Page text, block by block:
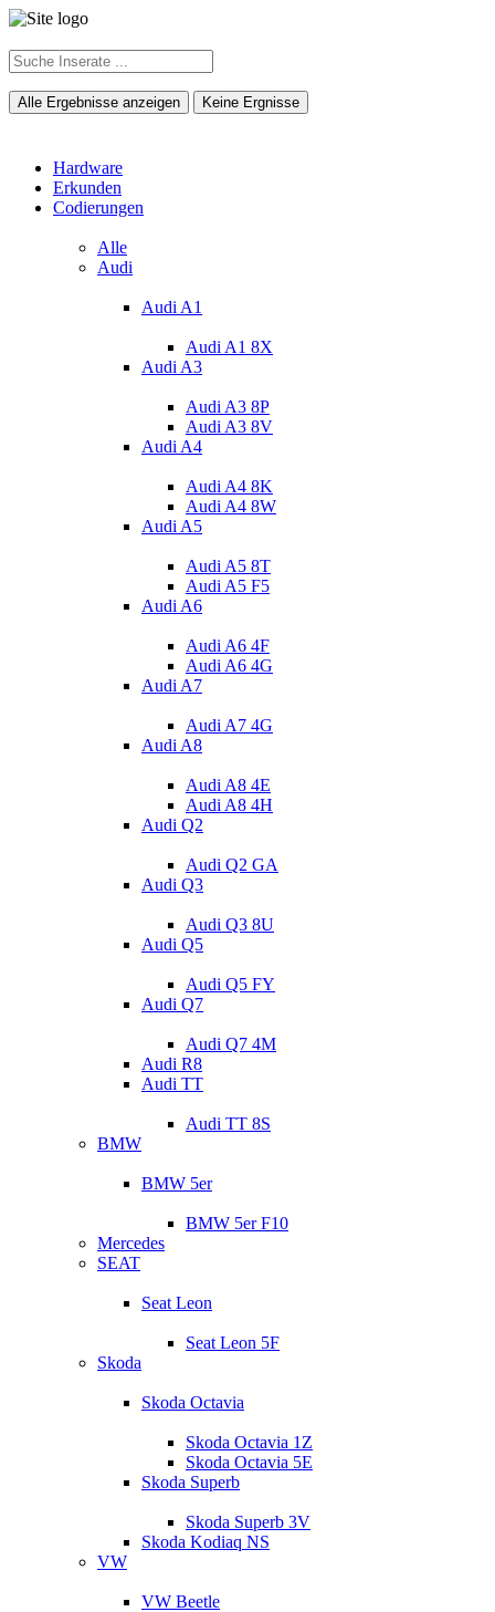
Alle Ergebnisse anzeigen Keine Ergnisse
Hardware
Erkunden
Codierungen
Alle
Audi
Audi A1
Audi A1 8X
Audi A3
Audi A3 8P
Audi A3 8V
Audi A4
Audi A4 8K
Audi A4 8W
Audi A5
Audi A5 8T
Audi A5 F5
Audi A6
Audi A6 4F
Audi A6 4G
Audi A7
Audi A7 4G
Audi A8
Audi A8 4E
Audi A8 4H
Audi Q2
Audi Q2 GA
Audi Q3
Audi Q3 8U
Audi Q5
Audi Q5 FY
Audi Q7
Audi Q7 4M
Audi R8
Audi TT
Audi TT 8S
BMW
BMW 5er
BMW 5er F10
Mercedes
SEAT
Seat Leon
Seat Leon 5F
Skoda
Skoda Octavia
Skoda Octavia 1Z
Skoda Octavia 5E
Skoda Superb
Skoda Superb 3V
Skoda Kodiaq NS
VW
VW Beetle